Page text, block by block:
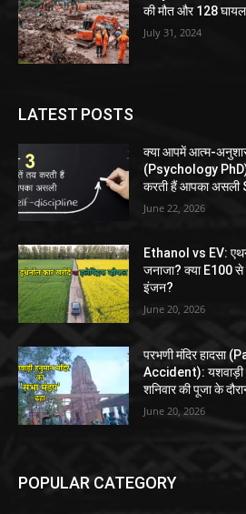
की मौत और 128
July 31, 2024
LATEST POSTS
क्या आपमें आत्म-
(Psychology
करती हैं आपका
June 22, 2026
Ethanol vs EV:
जनाजा? क्या E100 से
इंजन?
June 20, 2026
परभणी मंदिर हादसा
Accident): यशवाड़ी
शनिवार की पूजा के
June 20, 2026
POPULAR CATEGORY